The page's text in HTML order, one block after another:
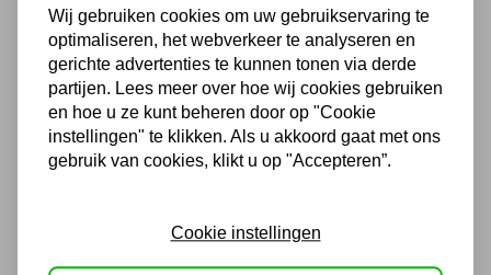
Luchtgereedschap houder
15,13
12,50 excl. BTW
Wij gebruiken cookies om uw gebruikservaring te
optimaliseren, het webverkeer te analyseren en
gerichte advertenties te kunnen tonen via derde
partijen. Lees meer over hoe wij cookies gebruiken
en hoe u ze kunt beheren door op "Cookie
instellingen" te klikken. Als u akkoord gaat met ons
gebruik van cookies, klikt u op "Accepteren”.
Cookie instellingen